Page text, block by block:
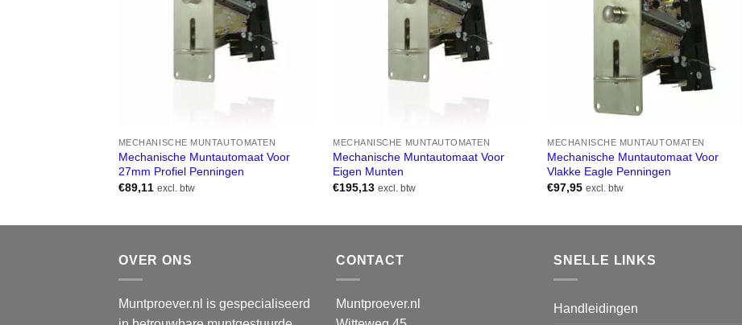
MECHANISCHE MUNTAUTOMATEN
Mechanische Muntautomaat Voor
27mm Profiel Penningen
€89,11 excl. btw
MECHANISCHE MUNTAUTOMATEN
Mechanische Muntautomaat Voor
Eigen Munten
€195,13 excl. btw
MECHANISCHE MUNTAUTOMATEN
Mechanische Muntautomaat Voor
Vlakke Eagle Penningen
€97,95 excl. btw
OVER ONS
Muntproever.nl is gespecialiseerd
CONTACT
Muntproever.nl
SNELLE LINKS
Handleidingen